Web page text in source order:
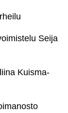
Seija
Kuisma-